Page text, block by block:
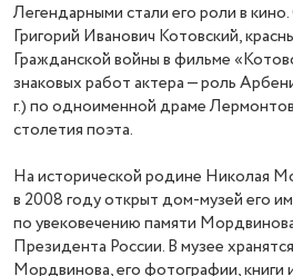
Легендарными стали его роли в
Григорий Иванович Котовский,
Гражданской войны в фильме
знаковых работ актера — роль
г.) по одноименной драме
столетия поэта.
На исторической родине Николая
в 2008 году открыт дом-музей его
по увековечению памяти
Президента России. В музее
Мордвинова, его фотографии, книги